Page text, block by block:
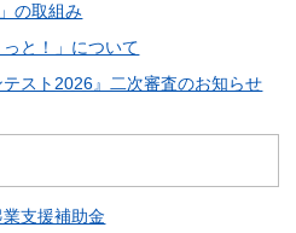
の取組み
と！」について
テスト2026』二次審査のお知らせ
支援補助金